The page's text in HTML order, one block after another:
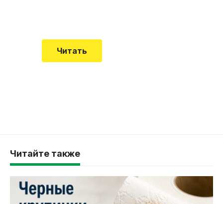
Читать
Читайте также